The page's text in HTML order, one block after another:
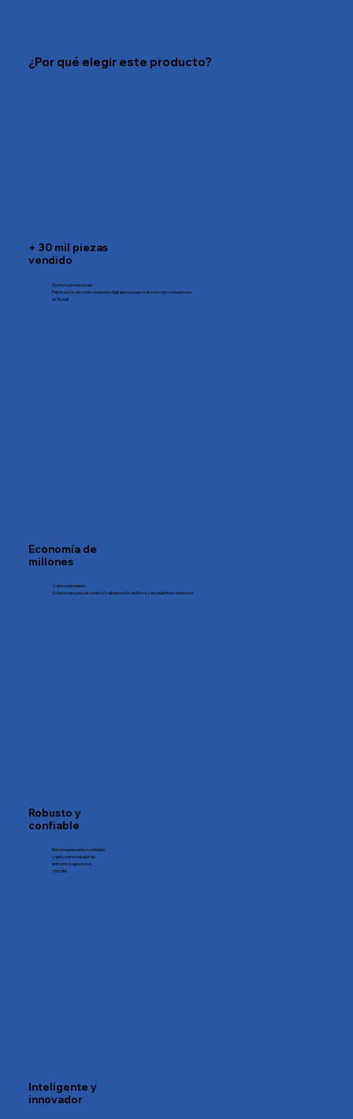
¿Por qué elegir este producto?
+ 30 mil piezas
vendido
Somos pioneros en
Fabricación de controladores digitales basados en microprocesadores
en Brasil.
Economía de
millones
2 años brindando
Soluciones para el control y eliminación de finos y excedentes reactivos.
Robusto y
confiable
Extremadamente confiable
y apto para trabajar en
entornos agresivos
y hostil.
Inteligente y
innovador